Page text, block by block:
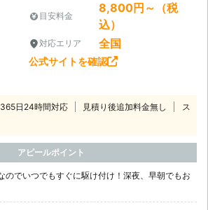
目安料金
8,800円～（税
込）
対応エリア 全国
公式サイトを確認
365日24時間対応 見積り後追加料金無し
ス
アピールポイント
のでいつでもすぐに駆け付け！深夜、早朝でもお